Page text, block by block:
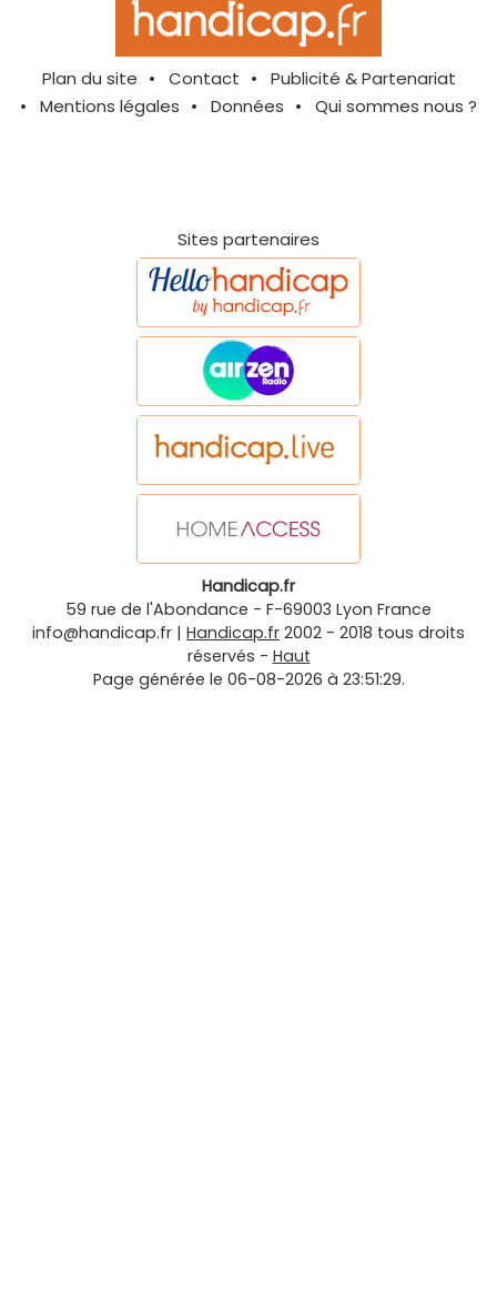
Plan du site Contact
Publicité & Partenariat
Mentions légales
Données Qui sommes nous ?
Sites partenaires
Handicap.fr
59 rue de l'Abondance - F-69003 Lyon France
info@handicap.fr | Handicap.fr 2002 - 2018 tous droits
réservés - Haut
Page générée le 06-08-2026 à 23:51:29.